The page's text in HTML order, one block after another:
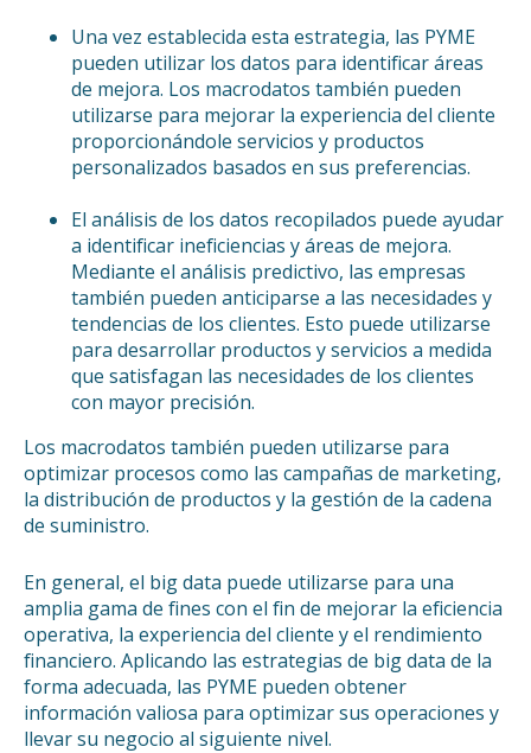
Una vez establecida esta estrategia, las PYME
pueden utilizar los datos para identificar áreas
de mejora. Los macrodatos también pueden
utilizarse para mejorar la experiencia del cliente
proporcionándole servicios y productos
personalizados basados en sus preferencias.
El análisis de los datos recopilados puede ayudar
a identificar ineficiencias y áreas de mejora.
Mediante el análisis predictivo, las empresas
también pueden anticiparse a las necesidades y
tendencias de los clientes. Esto puede utilizarse
para desarrollar productos y servicios a medida
que satisfagan las necesidades de los clientes
con mayor precisión.
Los macrodatos también pueden utilizarse para
optimizar procesos como las campañas de marketing,
la distribución de productos y la gestión de la cadena
de suministro.
En general, el big data puede utilizarse para una
amplia gama de fines con el fin de mejorar la eficiencia
operativa, la experiencia del cliente y el rendimiento
financiero. Aplicando las estrategias de big data de la
forma adecuada, las PYME pueden obtener
información valiosa para optimizar sus operaciones y
llevar su negocio al siguiente nivel.